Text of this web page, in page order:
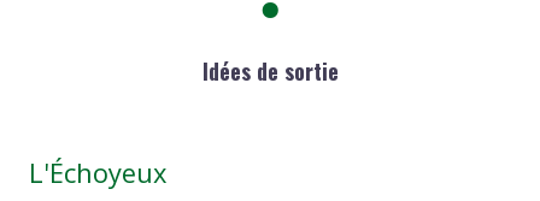
Idées de sortie
L'Échoyeux